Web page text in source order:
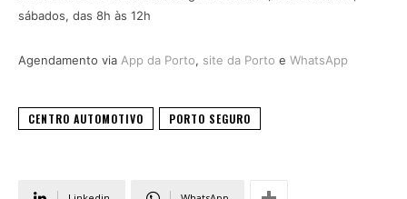
sábados, das 8h às 12h
Agendamento via App da Porto, site da Porto e WhatsApp
CENTRO AUTOMOTIVO PORTO SEGURO